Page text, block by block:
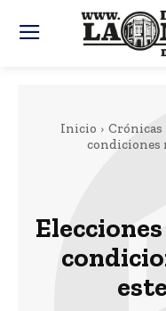
Inicio Crónicas
condiciones